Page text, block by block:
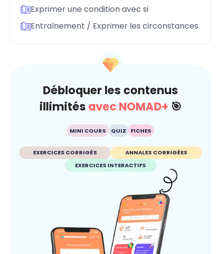
Exprimer une condition avec si
Entraînement / Exprimer les circonstances
Débloquer les contenus
illimités avec NOMAD+ 🎯
MINI COURS QUIZ FICHES
EXERCICES CORRIGÉS
ANNALES CORRIGÉES
EXERCICES INTERACTIFS